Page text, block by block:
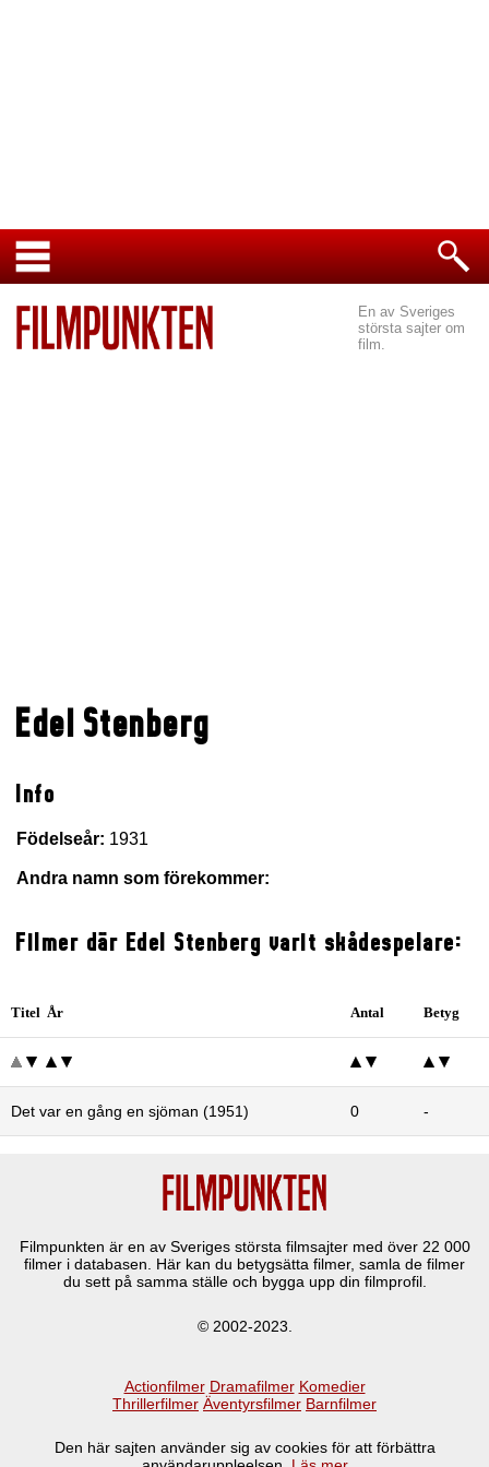
En av Sveriges
största sajter om
film.
Edel Stenberg
Info
Födelseår: 1931
Andra namn som förekommer:
Filmer där Edel Stenberg varit skådespelare:
Titel År Antal Betyg
Det var en gång en sjöman (1951) 0 -
Filmpunkten är en av Sveriges största filmsajter med över 22 000
filmer i databasen. Här kan du betygsätta filmer, samla de filmer
du sett på samma ställe och bygga upp din filmprofil.
© 2002-2023.
Actionfilmer Dramafilmer Komedier
Thrillerfilmer Äventyrsfilmer Barnfilmer
Den här sajten använder sig av cookies för att förbättra